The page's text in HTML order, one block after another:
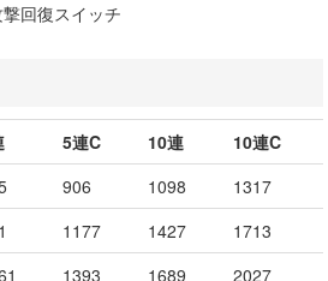
回復スイッチ
5連C 10連
10連C
906 1098
1317
1177 1427
1713
1393 1689 2027